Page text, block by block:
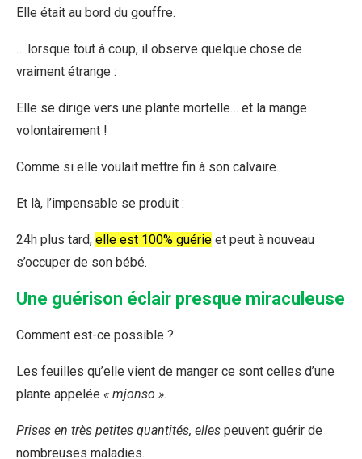
Elle était au bord du gouffre.
… lorsque tout à coup, il observe quelque chose de
vraiment étrange :
Elle se dirige vers une plante mortelle… et la mange
volontairement !
Comme si elle voulait mettre fin à son calvaire.
Et là, l’impensable se produit :
24h plus tard, elle est 100% guérie et peut à nouveau
s’occuper de son bébé.
Une guérison éclair presque miraculeuse
Comment est-ce possible ?
Les feuilles qu’elle vient de manger ce sont celles d’une
plante appelée « mjonso ».
Prises en très petites quantités, elles peuvent guérir de
nombreuses maladies.